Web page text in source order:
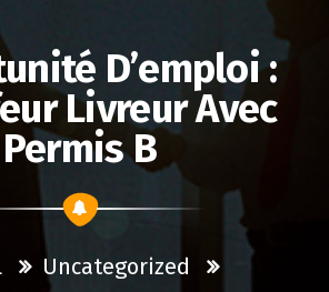
D’emploi :
Livreur Avec
Permis B
Uncategorized